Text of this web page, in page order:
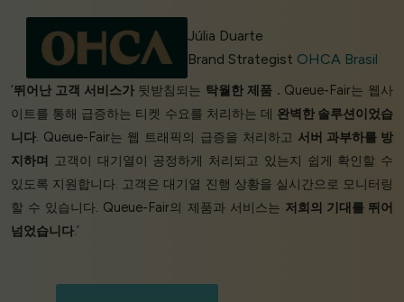
Júlia Duarte
Brand Strategist OHCA Brasil
‘뛰어난 고객 서비스가뒷받침되는 탁월한 제품 . Queue-Fair는 웹사
이트를 통해 급증하는 티켓 수요를 처리하는 데 완벽한 솔루션이었습
니다. Queue-Fair는 웹 트래픽의 급증을 처리하고 서버 과부하를 방
지하며 고객이 대기열이 공정하게 처리되고 있는지 쉽게 확인할 수
있도록 지원합니다. 고객은 대기열 진행 상황을 실시간으로 모니터링
할 수 있습니다. Queue-Fair의 제품과 서비스는 저희의 기대를 뛰어
넘었습니다.’